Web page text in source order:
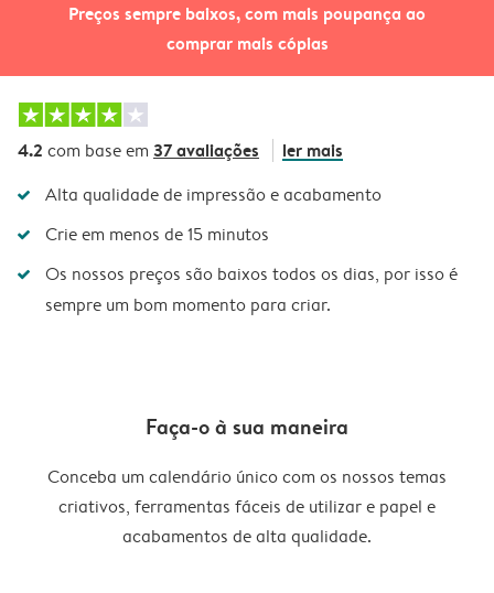
Preços sempre baixos, com mais poupança ao
comprar mais cópias
4.2 com base em 37 avaliações ler mais
Alta qualidade de impressão e acabamento
Crie em menos de 15 minutos
Os nossos preços são baixos todos os dias, por isso é
sempre um bom momento para criar.
Faça-o à sua maneira
Conceba um calendário único com os nossos temas
criativos, ferramentas fáceis de utilizar e papel e
acabamentos de alta qualidade.